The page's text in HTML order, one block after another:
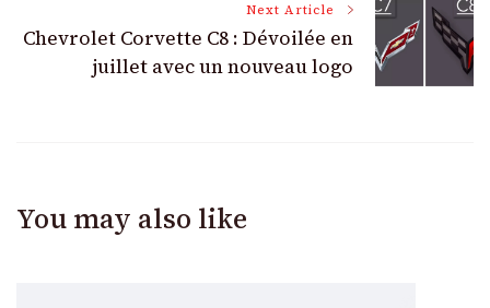
Next Article
Chevrolet Corvette C8 : Dévoilée en
juillet avec un nouveau logo
You may also like